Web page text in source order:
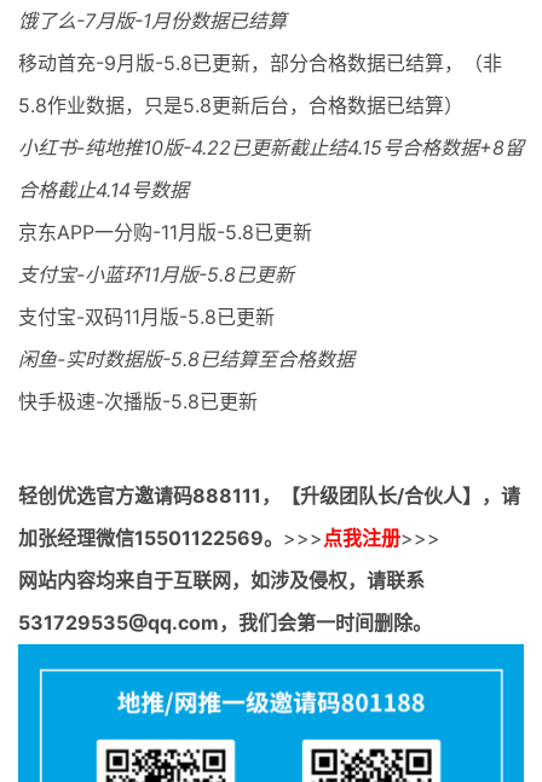
饿了么-7月版-1月份数据已结算
移动首充-9月版-5.8已更新，部分合格数据已结算，（非
5.8作业数据，只是5.8更新后台，合格数据已结算）
小红书-纯地推10版-4.22已更新截止结4.15号合格数据+8留
合格截止4.14号数据
京东APP一分购-11月版-5.8已更新
支付宝-小蓝环11月版-5.8已更新
支付宝-双码11月版-5.8已更新
闲鱼-实时数据版-5.8已结算至合格数据
快手极速-次播版-5.8已更新
轻创优选官方邀请码888111，【升级团队长/合伙人】，请
加张经理微信15501122569。 >>> 点我注册>>>
网站内容均来自于互联网，如涉及侵权，请联系
531729535@qq.com，我们会第一时间删除。